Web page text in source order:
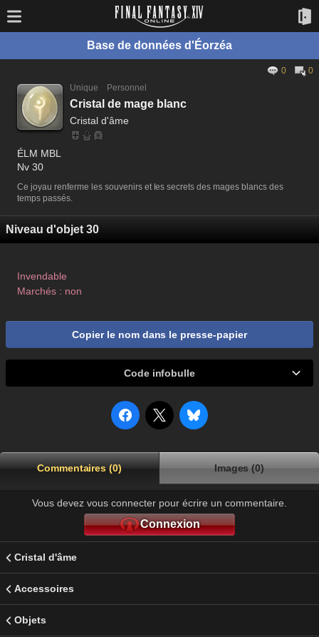
Base de données d'Éorzéa
0
0
Unique
Personnel
Cristal de mage blanc
Cristal d'âme
ÉLM MBL
Nv 30
Ce joyau renferme les souvenirs et les secrets des mages blancs des
temps passés.
Niveau d'objet 30
Invendable
Marchés : non
Copier le nom dans le presse-papier
Code infobulle
Commentaires (0) Images (0)
Vous devez vous connecter pour écrire un commentaire.
Connexion
Cristal d'âme
Accessoires
Objets